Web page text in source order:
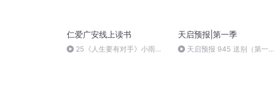
仁爱广安线上读书
25《人生要有对手》小雨妈
天启预报|第一季
天启预报 945 送别（第一季